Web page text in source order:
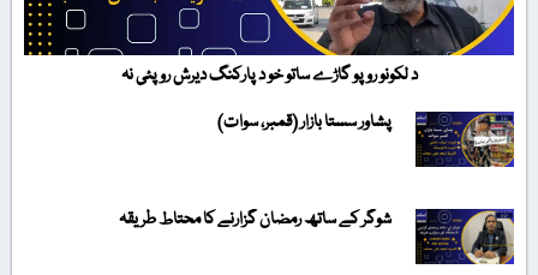
د لکونو روپو گاڑے ساتو خو د پارکنگ دیرش روپئی نہ
پشاور سستا بازار (قمبر، سوات)
شوگر کے ساتھ رمضان گزارنے کا محتاط طریقہ